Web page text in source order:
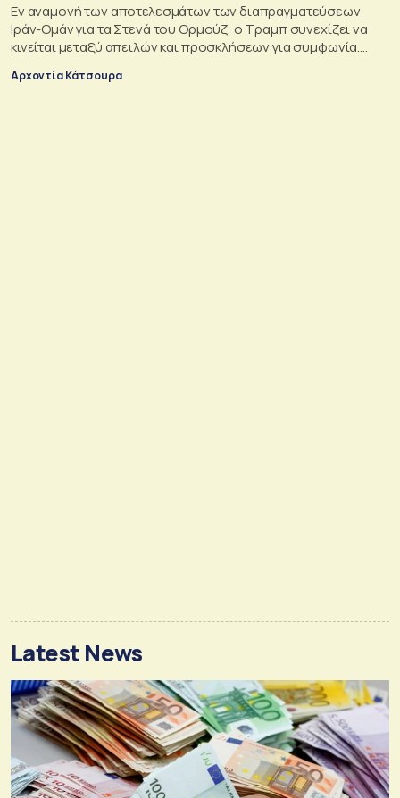
Εν αναμονή των αποτελεσμάτων των διαπραγματεύσεων
Ιράν-Ομάν για τα Στενά του Ορμούζ, ο Τραμπ συνεχίζει να
κινείται μεταξύ απειλών και προσκλήσεων για συμφωνία.
Μουσκάτ και Τεχεράνη.
Αρχοντία Κάτσουρα
Latest News